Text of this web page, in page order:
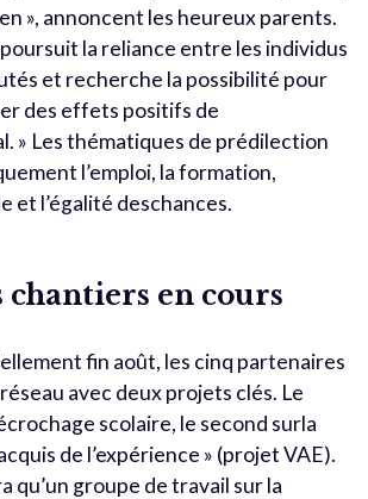
», annoncent les heureux parents.
la reliance entre les individus
et recherche la possibilité pour
des effets positifs de
» Les thématiques de prédilection
l’emploi, la formation,
et l’égalité deschances.
chantiers en cours
fin août, les cinq partenaires
avec deux projets clés. Le
scolaire, le second surla
de l’expérience » (projet VAE).
qu’un groupe de travail sur la